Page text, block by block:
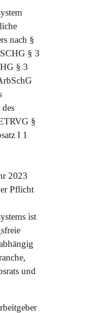
nach §
§ 3
§ 3
§
I 1
2023
Pflicht
ist
und